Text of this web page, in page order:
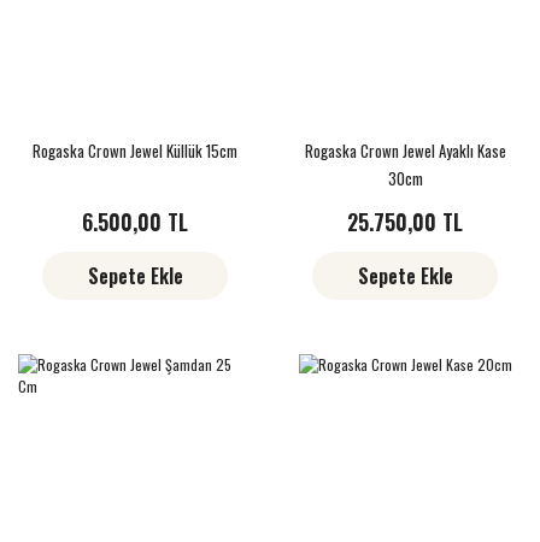
Rogaska Crown Jewel Küllük 15cm
6.500,00 TL
Sepete Ekle
Rogaska Crown Jewel Ayaklı Kase
30cm
25.750,00 TL
Sepete Ekle